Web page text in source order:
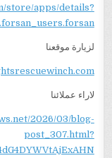
store/apps/details?
لزيارة موقعنا
لاراء عملائنا
2026/03/blog-
post_307.html?